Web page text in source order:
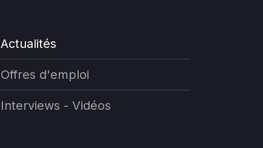
Actualités
Offres d'emploi
Interviews - Vidéos